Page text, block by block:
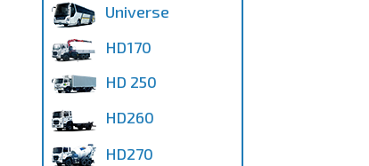
Universe
HD170
HD 250
HD260
HD270